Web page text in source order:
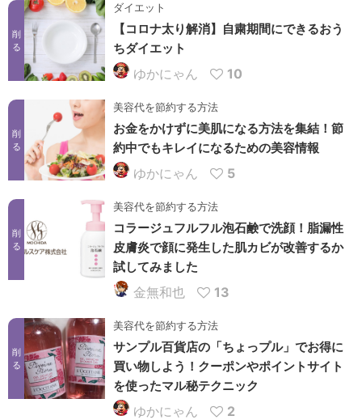
削
る
ダイエット
【コロナ太り解消】自粛期間にできるおう
ちダイエット
ゆかにゃん 10
削
る
美容代を節約する方法
お金をかけずに美肌になる方法を集結！節
約中でもキレイになるための美容情報
ゆかにゃん 5
削
る
美容代を節約する方法
コラージュフルフル泡石鹸で洗顔！脂漏性
皮膚炎で顔に発生した肌カビが改善するか
試してみました
金無和也 13
削
る
美容代を節約する方法
サンプル百貨店の「ちょっプル」でお得に
買い物しよう！クーポンやポイントサイト
を使ったマル秘テクニック
ゆかにゃん 2